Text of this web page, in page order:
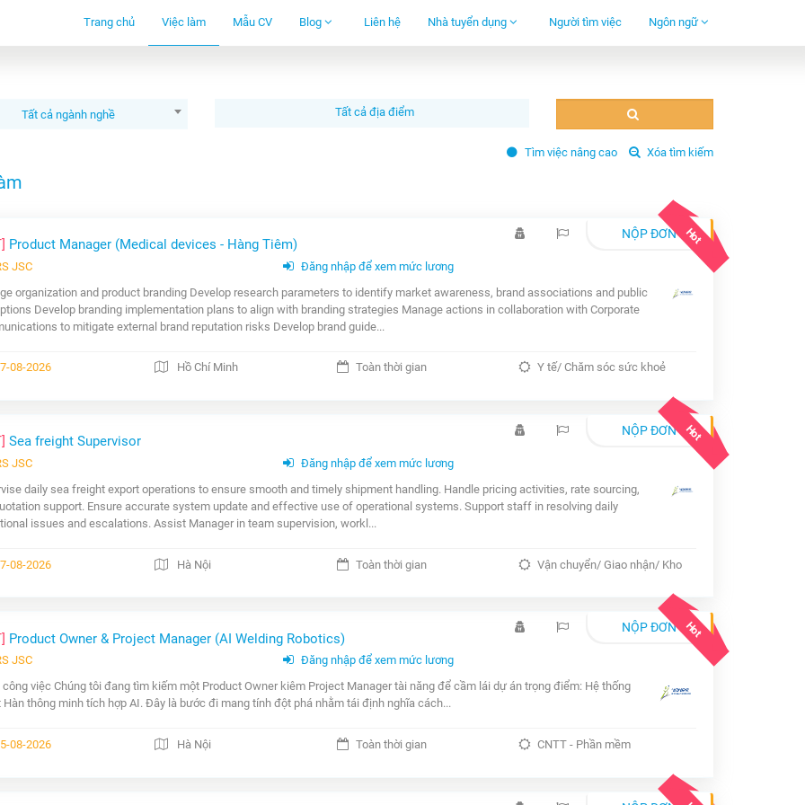
Trang chủ Việc làm Mẫu CV Blog Liên hệ Nhà tuyển dụng Người tìm việc Ngôn ngữ
Tất cả ngành nghề
Tìm việc nâng cao Xóa tìm kiếm
Product Manager (Medical devices - Hàng Tiêm) Hot
NỘP ĐƠN
JSC
Đăng nhập để xem mức lương
organization and product branding Develop research parameters to identify market awareness, brand associations and public
Develop branding implementation plans to align with branding strategies Manage actions in collaboration with Corporate
to mitigate external brand reputation risks Develop brand guide...
08-2026 Hồ Chí Minh Toàn thời gian Y tế/ Chăm sóc sức khoẻ
Sea freight Supervisor Hot
NỘP ĐƠN
JSC
Đăng nhập để xem mức lương
daily sea freight export operations to ensure smooth and timely shipment handling. Handle pricing activities, rate sourcing,
support. Ensure accurate system update and effective use of operational systems. Support staff in resolving daily
issues and escalations. Assist Manager in team supervision, workl...
08-2026 Hà Nội Toàn thời gian Vận chuyển/ Giao nhận/ Kho
Product Owner & Project Manager (AI Welding Robotics) Hot
NỘP ĐƠN
JSC
Đăng nhập để xem mức lương
công việc Chúng tôi đang tìm kiếm một Product Owner kiêm Project Manager tài năng để cầm lái dự án trọng điểm: Hệ thống
Hàn thông minh tích hợp AI. Đây là bước đi mang tính đột phá nhằm tái định nghĩa cách...
08-2026 Hà Nội Toàn thời gian CNTT - Phần mềm